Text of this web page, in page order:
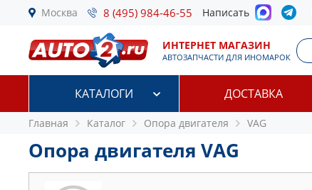
Москва 8 (495) 984-46-55 Написать
ИНТЕРНЕТ МАГАЗИН
АВТОЗАПЧАСТИ ДЛЯ ИНОМАРОК
КАТАЛОГИ ДОСТАВКА
Главная Каталог Опора двигателя VAG
Опора двигателя VAG